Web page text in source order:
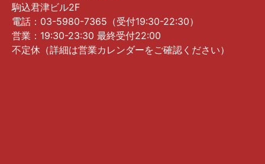
駒込君津ビル2F
電話：03-5980-7365（受付19:30-22:30）
営業：19:30-23:30 最終受付22:00
不定休（詳細は営業カレンダーをご確認ください）